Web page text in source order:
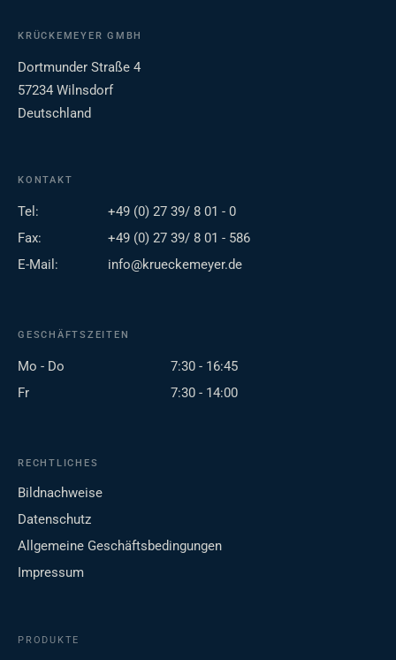
KRÜCKEMEYER GMBH
Dortmunder Straße 4
57234 Wilnsdorf
Deutschland
KONTAKT
Tel:
+49 (0) 27 39/ 8 01 - 0
Fax:
+49 (0) 27 39/ 8 01 - 586
E-Mail:
info@krueckemeyer.de
GESCHÄFTSZEITEN
Mo - Do
7:30 - 16:45
Fr
7:30 - 14:00
RECHTLICHES
Bildnachweise
Datenschutz
Allgemeine Geschäftsbedingungen
Impressum
PRODUKTE